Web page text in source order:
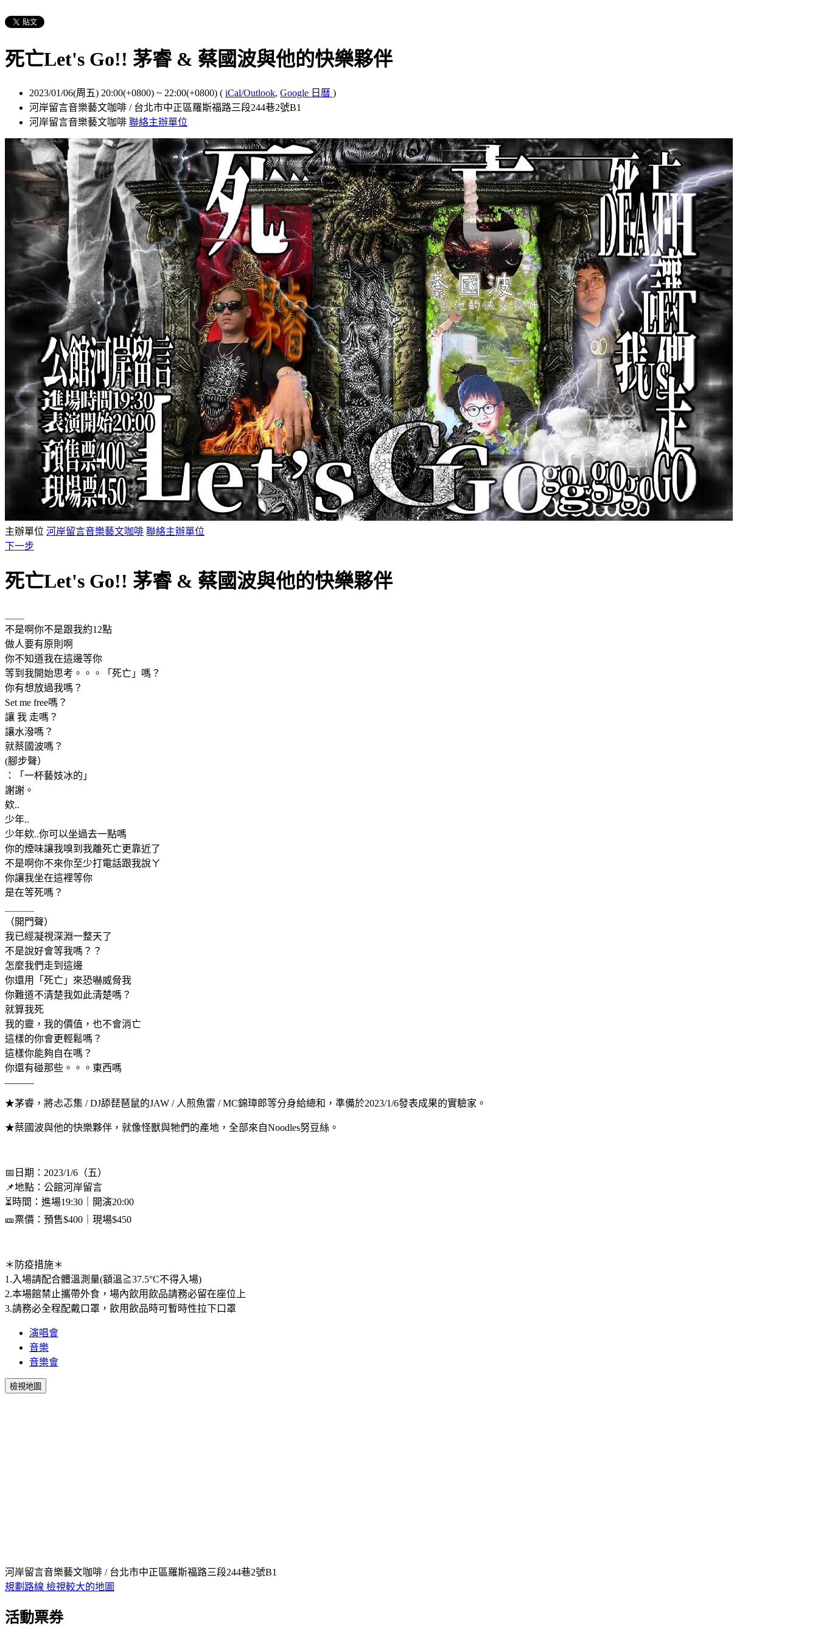
死亡Let's Go!! 茅睿 & 蔡國波與他的快樂夥伴
2023/01/06(周五) 20:00(+0800) ~ 22:00(+0800) ( iCal/Outlook, Google 日曆 )
河岸留言音樂藝文咖啡 / 台北市中正區羅斯福路三段244巷2號B1
河岸留言音樂藝文咖啡 聯絡主辦單位
主辦單位 河岸留言音樂藝文咖啡 聯絡主辦單位
下一步
死亡Let's Go!! 茅睿 & 蔡國波與他的快樂夥伴
不是啊你不是跟我約12點
做人要有原則啊
你不知道我在這邊等你
等到我開始思考。。。「死亡」嗎？
你有想放過我嗎？
Set me free嗎？
讓 我 走嗎？
讓水潑嗎？
就蔡國波嗎？
(腳步聲）
：「一杯藝妓冰的」
謝謝。
欸..
少年..
少年欸..你可以坐過去一點嗎
你的煙味讓我嗅到我離死亡更靠近了
不是啊你不來你至少打電話跟我說ㄚ
你讓我坐在這裡等你
是在等死嗎？
（開門聲）
我已經凝視深淵一整天了
不是說好會等我嗎？？
怎麼我們走到這邊
你還用「死亡」來恐嚇威脅我
你難道不清楚我如此清楚嗎？
就算我死
我的靈，我的價值，也不會消亡
這樣的你會更輕鬆嗎？
這樣你能夠自在嗎？
你還有碰那些。。。東西嗎
★茅睿，將忐忑集 / DJ舔琵琶鼠的JAW / 人煎魚雷 / MC錦璋郎等分身給總和，準備於2023/1/6發表成果的實驗家。
★蔡國波與他的快樂夥伴，就像怪獸與牠們的產地，全部來自Noodles努豆絲。
📅日期：2023/1/6（五）
📌地點：公館河岸留言
⏳時間：進場19:30｜開演20:00
🎫票價：預售$400｜現場$450
＊防疫措施＊
1.入場請配合體溫測量(額溫≧37.5°C不得入場)
2.本場館禁止攜帶外食，場內飲用飲品請務必留在座位上
3.請務必全程配戴口罩，飲用飲品時可暫時性拉下口罩
演唱會
音樂
音樂會
檢視地圖
河岸留言音樂藝文咖啡 / 台北市中正區羅斯福路三段244巷2號B1
規劃路線 檢視較大的地圖
活動票券